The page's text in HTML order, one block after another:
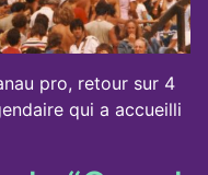
pro, retour sur 4
qui a accueilli